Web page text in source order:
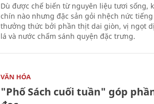
Dù được chế biến từ nguyên liệu tươi sống,
chín nào nhưng đặc sản gỏi nhệch nức
thưởng thức bởi phần thịt dai giòn, vị ngọt
lá và nước chấm sánh quyện đặc trưng.
VĂN HÓA
"Phố Sách cuối tuần" góp